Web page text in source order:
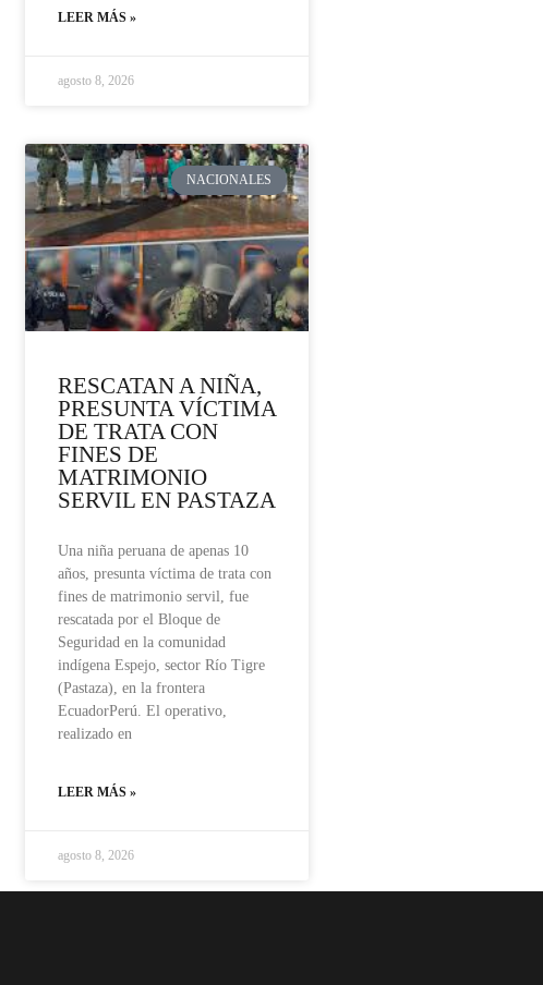
LEER MÁS »
agosto 8, 2026
NACIONALES
RESCATAN A NIÑA,
PRESUNTA VÍCTIMA
DE TRATA CON
FINES DE
MATRIMONIO
SERVIL EN PASTAZA
Una niña peruana de apenas 10
años, presunta víctima de trata con
fines de matrimonio servil, fue
rescatada por el Bloque de
Seguridad en la comunidad
indígena Espejo, sector Río Tigre
(Pastaza), en la frontera
EcuadorPerú. El operativo,
realizado en
LEER MÁS »
agosto 8, 2026